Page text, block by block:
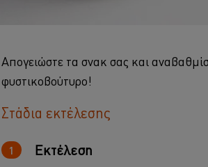
Απογειώστε τα σνακ σας και
φυστικοβούτυρο!
Στάδια εκτέλεσης
Εκτέλεση